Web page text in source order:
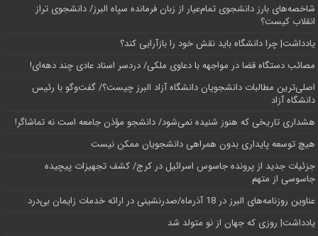
شاخصه‌های بارز دانشجوی تمام‌عیار از زبان فرمانده سپاه البرز/ دانشجوی تراز
انقلاب کیست؟
یادداشت| چرا دانشگاه باید نقش خود را بازآرایی کند؟
مصائب دستگاه قضا در مواجهه با دعاوی ملکی/ دردسر اسناد عادی چند‌ دهه‌ای!
اصلی‌ترین مطالبات دانشجویان دانشگاه آزاد البرز چیست؟/ گفت‌وگو با رئیس
دانشگاه آز‌اد
هشداری تاریخی که هنوز شنیده نمی‌شود/ دانشجو مؤذن جامعه است نه تماشاگر!
هیچ توسعه پایداری بدون همراهی دانشجویان ممکن نیست
جزئیات جدید از پرونده جاسوس اسرائیل در کرج/‌ کشف تجهیزات پیچیده
جاسوسی از متهم
عناوین روزنامه‌های البرز در ‌18 آذرماه/صدرنشینی در ارائه خدمات زایمان بی‌درد
یادداشت| روزی که جهان از نو متولد شد